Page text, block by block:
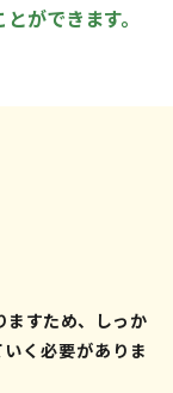
ができます。
ますため、しっか
く必要がありま